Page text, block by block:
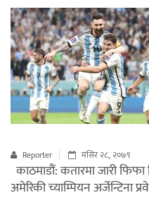
Reporter मंसिर २८, २०७९
काठमाडौं: कतारमा जारी
अमेरिकी च्याम्पियन अर्जेन्टिना